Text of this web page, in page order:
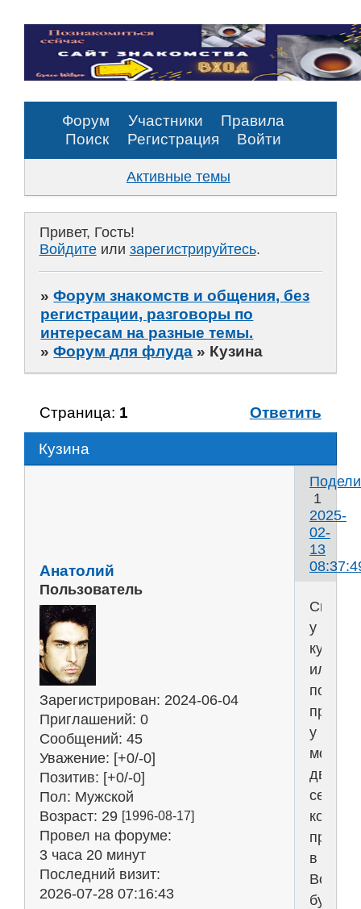
Форум Участники
Правила
Поиск
Регистрация Войти
Активные темы
Привет, Гость!
Войдитеили зарегистрируйтесь.
»Форум знакомств и общения, без
регистрации, разговоры по
интересам на разные темы.
»Форум для флуда » Кузина
Кузина
Страница: 1 Ответить
1
2025-
02-
13
Анатолий
Пользователь
Зарегистрирован: 2024-06-04
Приглашений: 0
Сообщений: 45
Уважение: [+0/-0]
Позитив: [+0/-0]
Пол: Мужской
Возраст: 29 [1996-08-17]
Провел на форуме:
3 часа 20 минут
Последний визит:
2026-07-28 07:16:43
Скоро
у
кузины
или
по-
у
моей
сестры,
в
будет